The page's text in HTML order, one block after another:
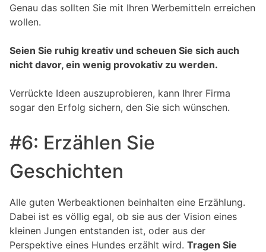
Genau das sollten Sie mit Ihren Werbemitteln erreichen
wollen.
Seien Sie ruhig kreativ und scheuen Sie sich auch
nicht davor, ein wenig provokativ zu werden.
Verrückte Ideen auszuprobieren, kann Ihrer Firma
sogar den Erfolg sichern, den Sie sich wünschen.
#6: Erzählen Sie
Geschichten
Alle guten Werbeaktionen beinhalten eine Erzählung.
Dabei ist es völlig egal, ob sie aus der Vision eines
kleinen Jungen entstanden ist, oder aus der
Perspektive eines Hundes erzählt wird. Tragen Sie